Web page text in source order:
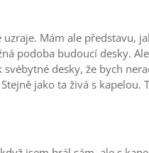
Mám ale představu,
podoba budoucí desky.
desky, že bych
jako ta živá s